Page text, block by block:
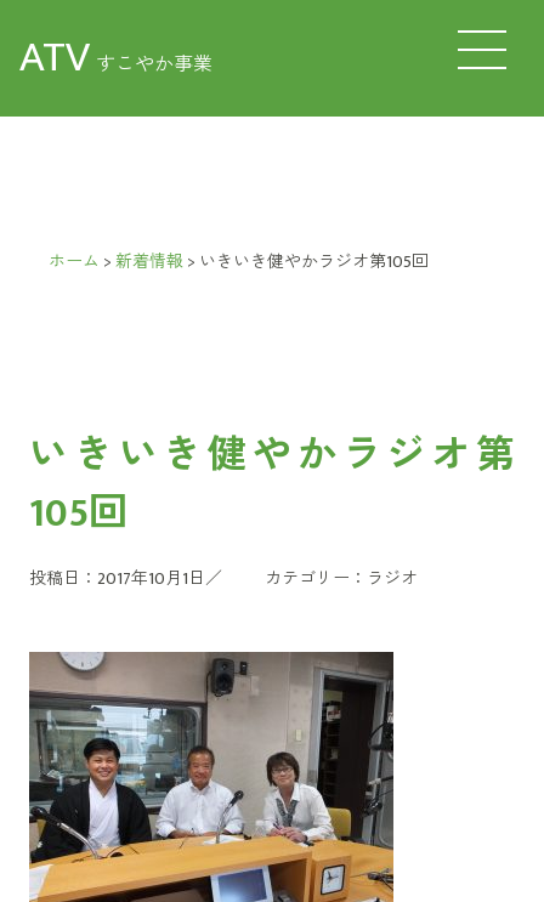
ATV すこやか事業
ホーム >新着情報> いきいき健やかラジオ第105回
いきいき健やかラジオ第
105回
投稿日：2017年10月1日／ カテゴリー： ラジオ